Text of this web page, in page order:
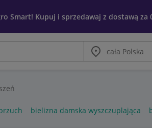
Smart! Kupuj i sprzedawaj z dostawą za
Miasto
bielizna damska wyszczuplająca